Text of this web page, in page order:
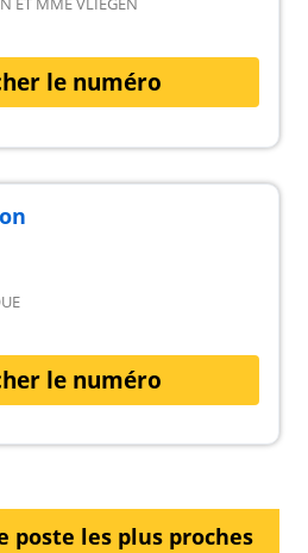
le numéro
le numéro
poste les plus proches